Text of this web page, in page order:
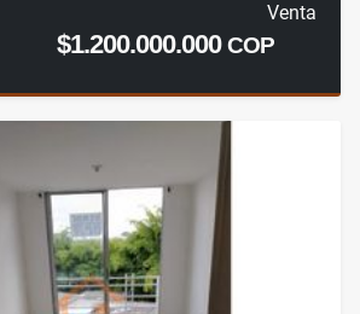
Venta
$1.200.000.000COP